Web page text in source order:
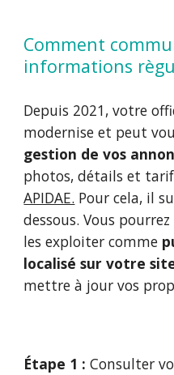
Comment
informations
Depuis 2021, votre
modernise et peut
gestion de vos
photos, détails et
APIDAE. Pour cela, il
dessous. Vous pourrez
les exploiter comme
localisé sur votre
mettre à jour vos
Étape 1 : Consulter